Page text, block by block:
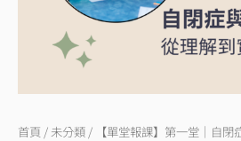
首頁 / 未分類 / 【單堂報課】第一堂｜自閉
與